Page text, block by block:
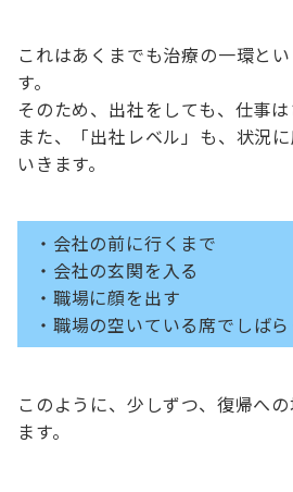
これはあくまでも治療の一環と
す。
そのため、出社をしても、仕事は
また、「出社レベル」も、状況
いきます。
・会社の前に行くまで
・会社の玄関を入る
・職場に顔を出す
・職場の空いている席でしば
このように、少しずつ、復帰へ
ます。